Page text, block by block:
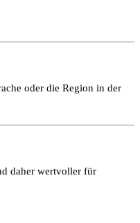
oder die Region in der
daher wertvoller für